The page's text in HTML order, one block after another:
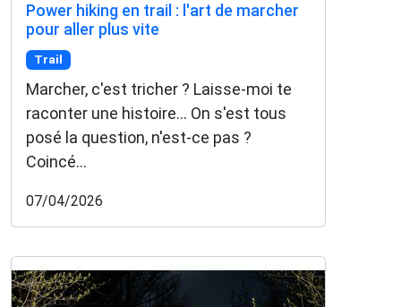
Power hiking en trail : l'art de marcher
pour aller plus vite
Trail
Marcher, c'est tricher ? Laisse-moi te
raconter une histoire... On s'est tous
posé la question, n'est-ce pas ?
Coincé...
07/04/2026